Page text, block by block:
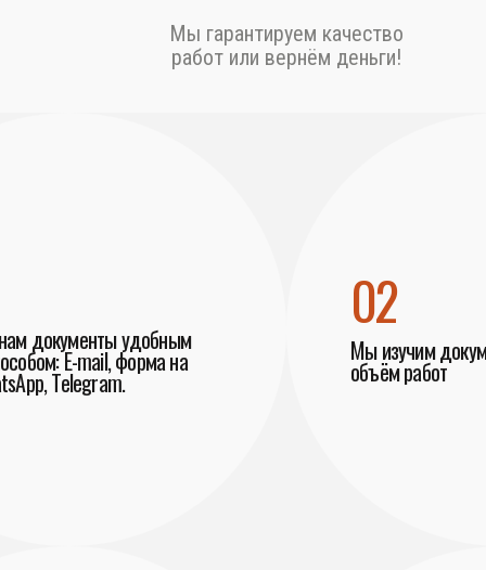
Мы гарантируем качество
работ или вернём деньги!
документы удобным
E-mail, форма на
Telegram.
02
Мы изучим
объём работ